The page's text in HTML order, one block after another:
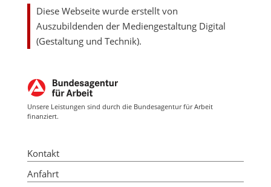
Diese Webseite wurde erstellt von
Auszubildenden der Mediengestaltung Digital
(Gestaltung und Technik).
Unsere Leistungen sind durch die Bundesagentur für Arbeit
finanziert.
Kontakt
Anfahrt